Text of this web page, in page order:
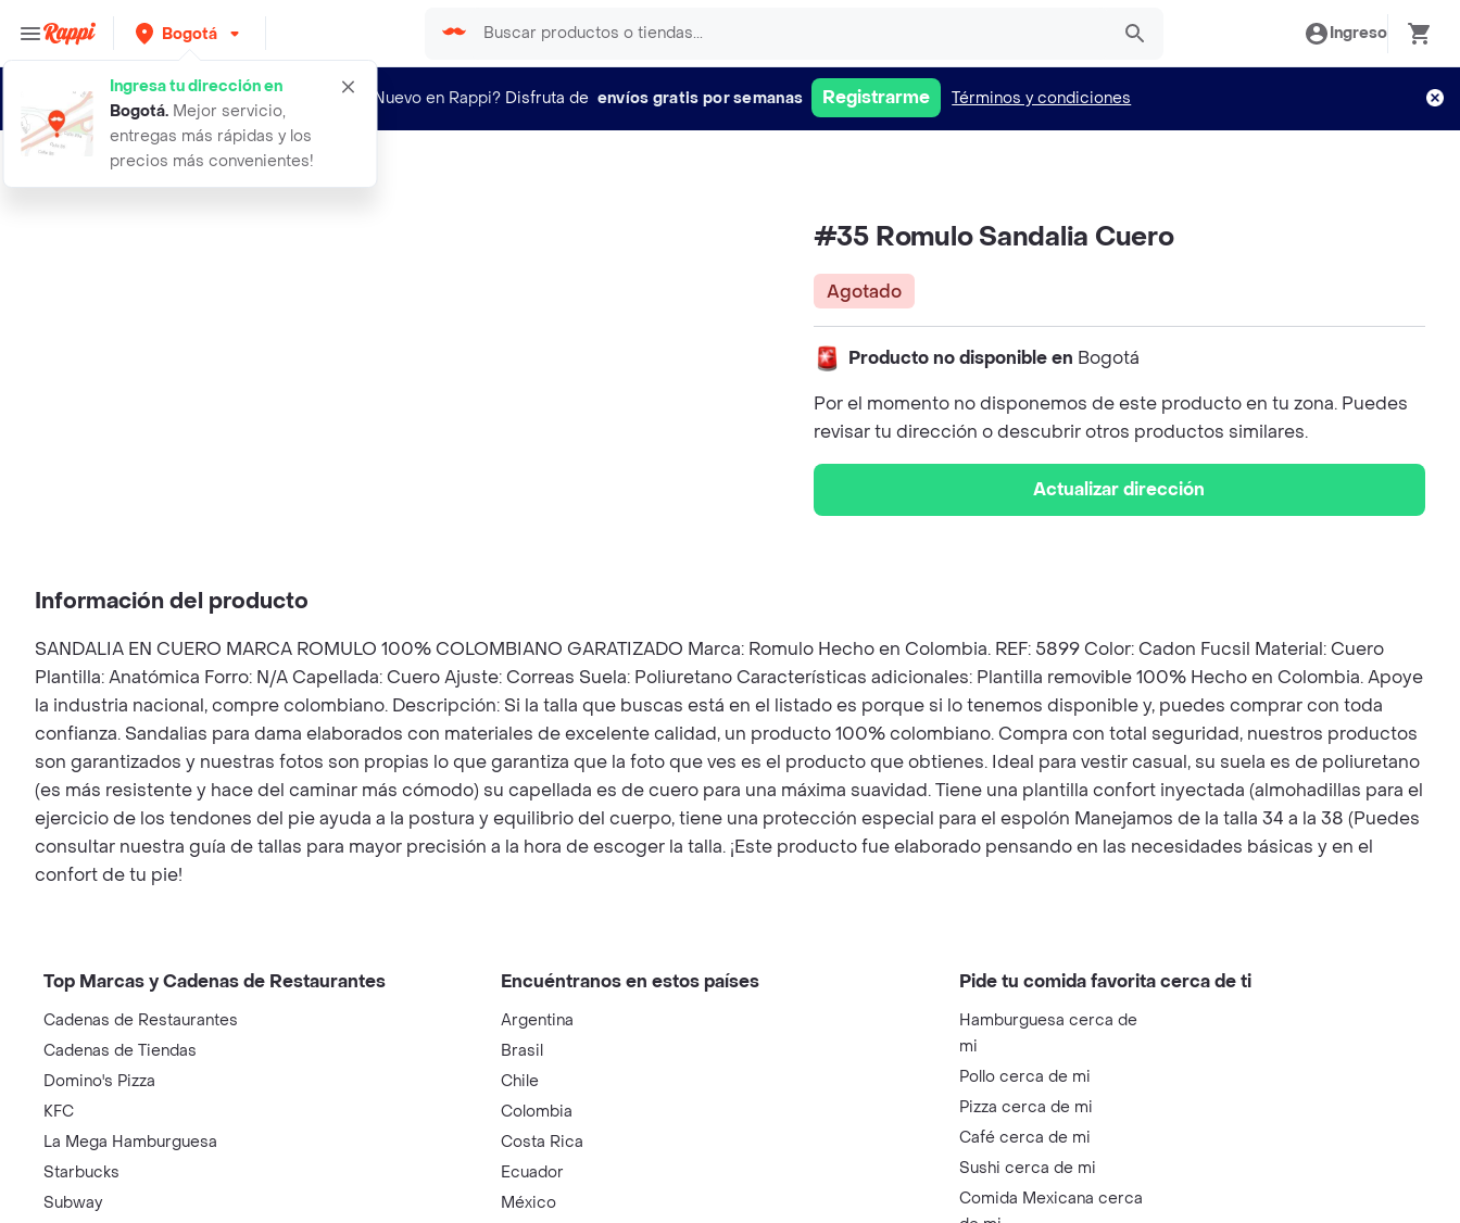
Bogotá
Ingresa tu dirección en
Bogotá. Mejor servicio,
entregas más rápidas y los
precios más convenientes!
Ingreso
¿Nuevo en Rappi? Disfruta de envíos gratis por semanas Registrarme Términos y condiciones
35 romulo sandalia cuero
#35 Romulo Sandalia Cuero
Agotado
Producto no disponible en Bogotá
Por el momento no disponemos de este producto en tu zona. Puedes
revisar tu dirección o descubrir otros productos similares.
Actualizar dirección
Información del producto
SANDALIA EN CUERO MARCA ROMULO 100% COLOMBIANO GARATIZADO Marca: Romulo Hecho en Colombia. REF: 5899 Color: Cadon Fucsil Material: Cuero
Plantilla: Anatómica Forro: N/A Capellada: Cuero Ajuste: Correas Suela: Poliuretano Características adicionales: Plantilla removible 100% Hecho en Colombia. Apoye
la industria nacional, compre colombiano. Descripción: Si la talla que buscas está en el listado es porque si lo tenemos disponible y, puedes comprar con toda
confianza. Sandalias para dama elaborados con materiales de excelente calidad, un producto 100% colombiano. Compra con total seguridad, nuestros productos
son garantizados y nuestras fotos son propias lo que garantiza que la foto que ves es el producto que obtienes. Ideal para vestir casual, su suela es de poliuretano
(es más resistente y hace del caminar más cómodo) su capellada es de cuero para una máxima suavidad. Tiene una plantilla confort inyectada (almohadillas para el
ejercicio de los tendones del pie ayuda a la postura y equilibrio del cuerpo, tiene una protección especial para el espolón Manejamos de la talla 34 a la 38 (Puedes
consultar nuestra guía de tallas para mayor precisión a la hora de escoger la talla. ¡Este producto fue elaborado pensando en las necesidades básicas y en el
confort de tu pie!
Top Marcas y Cadenas de Restaurantes
Cadenas de Restaurantes
Cadenas de Tiendas
Domino's Pizza
KFC
La Mega Hamburguesa
Starbucks
Subway
Encuéntranos en estos países
Argentina
Brasil
Chile
Colombia
Costa Rica
Ecuador
México
Pide tu comida favorita cerca de ti
Hamburguesa cerca de
mi
Pollo cerca de mi
Pizza cerca de mi
Café cerca de mi
Sushi cerca de mi
Comida Mexicana cerca